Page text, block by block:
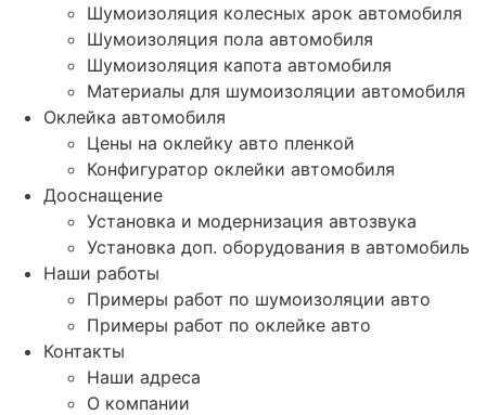
Шумоизоляция колесных арок автомобиля
Шумоизоляция пола автомобиля
Шумоизоляция капота автомобиля
Материалы для шумоизоляции автомобиля
Оклейка автомобиля
Цены на оклейку авто пленкой
Конфигуратор оклейки автомобиля
Дооснащение
Установка и модернизация автозвука
Установка доп. оборудования в автомобиль
Наши работы
Примеры работ по шумоизоляции авто
Примеры работ по оклейке авто
Контакты
Наши адреса
О компании